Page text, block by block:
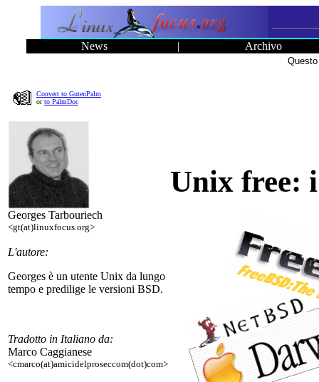
News | Archivo
Convert to GutenPalm
orto PalmDoc
Georges Tarbouriech
<gt(at)linuxfocus.org>
L'autore:
Georges è un utente Unix da lungo
tempo e predilige le versioni BSD.
Tradotto in Italiano da:
Marco Caggianese
<cmarco(at)amicidelproseccom(dot)com>
Unix free: